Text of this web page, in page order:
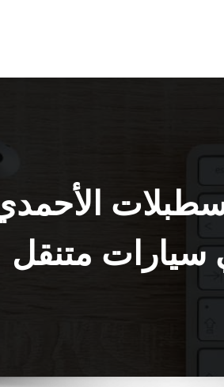
سيارات متنقل